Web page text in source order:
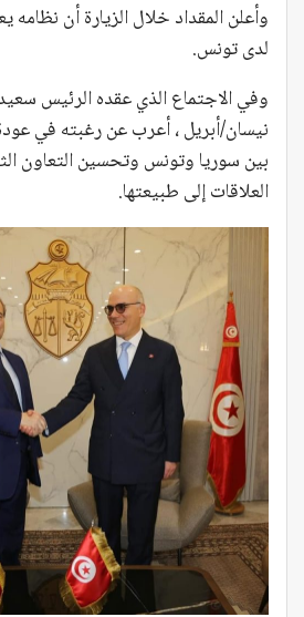
وأعلن المقداد خلال الزيارة أن نظامه
لدى تونس.
نيسان/أبريل ، أعرب عن رغبته في عودة
بين سوريا وتونس وتحسين التعاون
العلاقات إلى طبيعتها.